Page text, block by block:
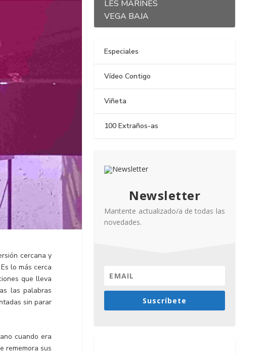
cercana y
lo más cerca
que lleva
las palabras
sin parar
cuando era
rememora sus
LES MARINES
VEGA BAJA
Especiales
Vídeo Contigo
Viñeta
100 Extraños-as
Newsletter
Mantente actualizado/a de todas las
novedades.
Suscríbete